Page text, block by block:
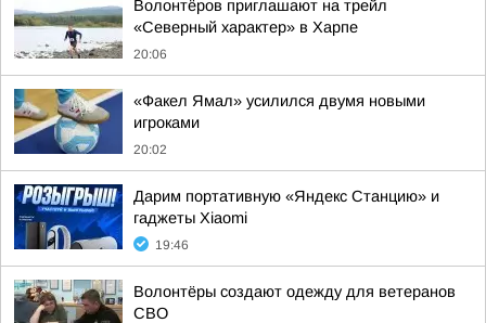
Волонтёров приглашают на трейл
«Северный характер» в Харпе
20:06
«Факел Ямал» усилился двумя новыми
игроками
20:02
Дарим портативную «Яндекс Станцию» и
гаджеты Xiaomi
19:46
Волонтёры создают одежду для ветеранов
СВО